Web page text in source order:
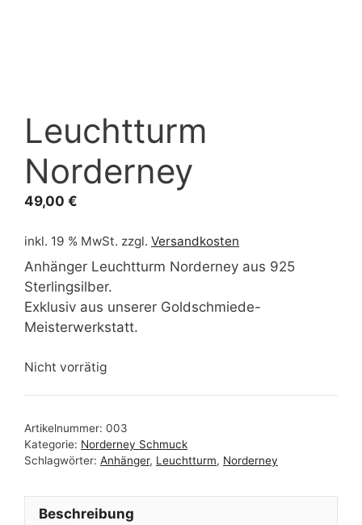
Leuchtturm
Norderney
49,00 €
inkl. 19 % MwSt. zzgl. Versandkosten
Anhänger Leuchtturm Norderney aus 925
Sterlingsilber.
Exklusiv aus unserer Goldschmiede-
Meisterwerkstatt.
Nicht vorrätig
Artikelnummer: 003
Kategorie: Norderney Schmuck
Schlagwörter: Anhänger, Leuchtturm, Norderney
Beschreibung